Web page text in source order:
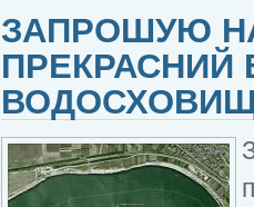
ЗАПРОШУЮ
ПРЕКРАСНИЙ